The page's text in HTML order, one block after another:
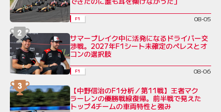
F1 08-05
サマーブレイク中に活発になるドライバー交
渉戦。2027年F1シート未確定のペレスとオ
コンの選択肢
F1 08-06
【中野信治のF1分析／第11戦】王者マク
ラーレンの優勝戦線復帰。前半戦で見えた
トップ4チームの車両特性と強み